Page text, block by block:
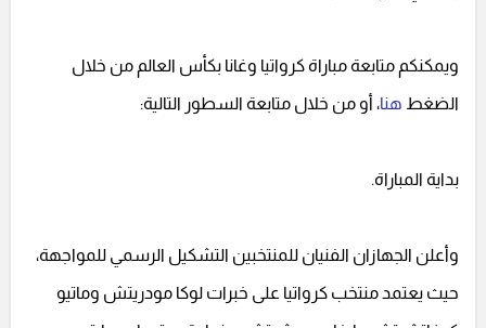
ويمكنكم متابعة مباراة كرواتيا وغانا بكأس العالم من خلال
الضغط هنا، أو من خلال متابعة السطور التالية:
بداية المباراة.
وأعلن الجهازان الفنيان للمنتخبين التشكيل الرسمي للمواجهة،
حيث يعتمد منتخب كرواتيا على خبرات لوكا مودريتش وماتيو